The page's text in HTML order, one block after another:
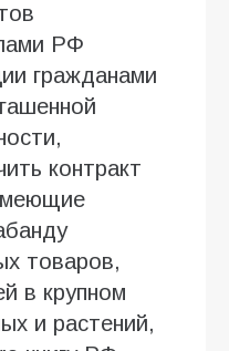
РФ
гражданами
контракт
товаров,
в крупном
и растений,